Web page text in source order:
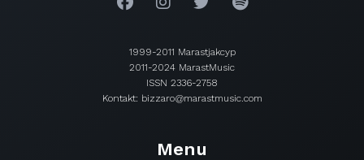
1999-2011 Marastjakcyp
2011-2024 MarastMusic
ISSN 2336-2758
Kontakt: bizzaro@marastmusic.com
Menu